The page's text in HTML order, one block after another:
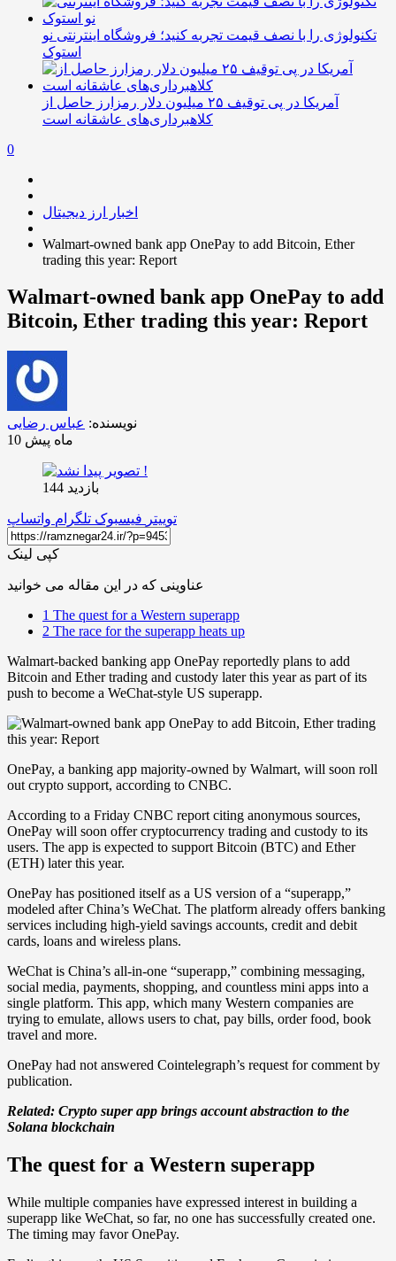
تکنولوژی را با نصف قیمت تجربه کنید؛ فروشگاه اینترنتی نو
استوک
آمریکا در پی توقیف ۲۵ میلیون دلار رمزارز حاصل از
کلاهبرداری‌های عاشقانه است
0
اخبار ارز دیجیتال
Walmart-owned bank app OnePay to add Bitcoin, Ether
trading this year: Report
Walmart-owned bank app OnePay to add
Bitcoin, Ether trading this year: Report
نویسنده: عباس رضایی
10 ماه پیش
بازدید 144
توییتر فیسبوک تلگرام واتساپ
کپی لینک
عناوینی که در این مقاله می خوانید
1 The quest for a Western superapp
2 The race for the superapp heats up
Walmart-backed banking app OnePay reportedly plans to add
Bitcoin and Ether trading and custody later this year as part of its
push to become a WeChat-style US superapp.
OnePay, a banking app majority-owned by Walmart, will soon roll
out crypto support, according to CNBC.
According to a Friday CNBC report citing anonymous sources,
OnePay will soon offer cryptocurrency trading and custody to its
users. The app is expected to support Bitcoin (BTC) and Ether
(ETH) later this year.
OnePay has positioned itself as a US version of a “superapp,”
modeled after China’s WeChat. The platform already offers banking
services including high-yield savings accounts, credit and debit
cards, loans and wireless plans.
WeChat is China’s all-in-one “superapp,” combining messaging,
social media, payments, shopping, and countless mini apps into a
single platform. This app, which many Western companies are
trying to emulate, allows users to chat, pay bills, order food, book
travel and more.
OnePay had not answered Cointelegraph’s request for comment by
publication.
Related: Crypto super app brings account abstraction to the
Solana blockchain
The quest for a Western superapp
While multiple companies have expressed interest in building a
superapp like WeChat, so far, no one has successfully created one.
The timing may favor OnePay.